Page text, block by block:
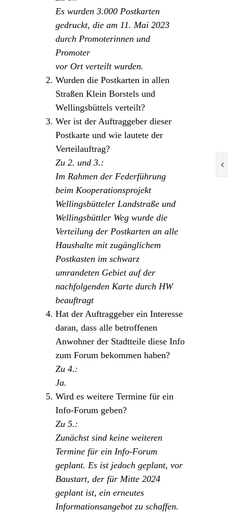
Es wurden 3.000 Postkarten
gedruckt, die am 11. Mai 2023
durch Promoterinnen und
Promoter
vor Ort verteilt wurden.
Wurden die Postkarten in allen
Straßen Klein Borstels und
Wellingsbüttels verteilt?
Wer ist der Auftraggeber dieser
Postkarte und wie lautete der
Verteilauftrag?
Zu 2. und 3.:
Im Rahmen der Federführung
beim Kooperationsprojekt
Wellingsbütteler Landstraße und
Wellingsbüttler Weg wurde die
Verteilung der Postkarten an alle
Haushalte mit zugänglichem
Postkasten im schwarz
umrandeten Gebiet auf der
nachfolgenden Karte durch HW
beauftragt
Hat der Auftraggeber ein Interesse
daran, dass alle betroffenen
Anwohner der Stadtteile diese Info
zum Forum bekommen haben?
Zu 4.:
Ja.
Wird es weitere Termine für ein
Info-Forum geben?
Zu 5.:
Zunächst sind keine weiteren
Termine für ein Info-Forum
geplant. Es ist jedoch geplant, vor
Baustart, der für Mitte 2024
geplant ist, ein erneutes
Informationsangebot zu schaffen.